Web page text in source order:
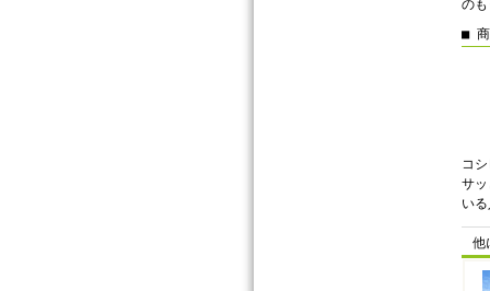
のも
■ 商
コ
サ
い
他